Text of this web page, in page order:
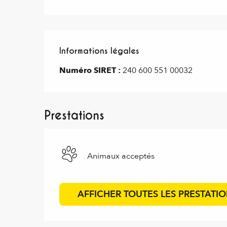
Informations légales
Informations légales
Numéro SIRET : 240 600 551 00032
Prestations
Animaux acceptés
AFFICHER TOUTES LES